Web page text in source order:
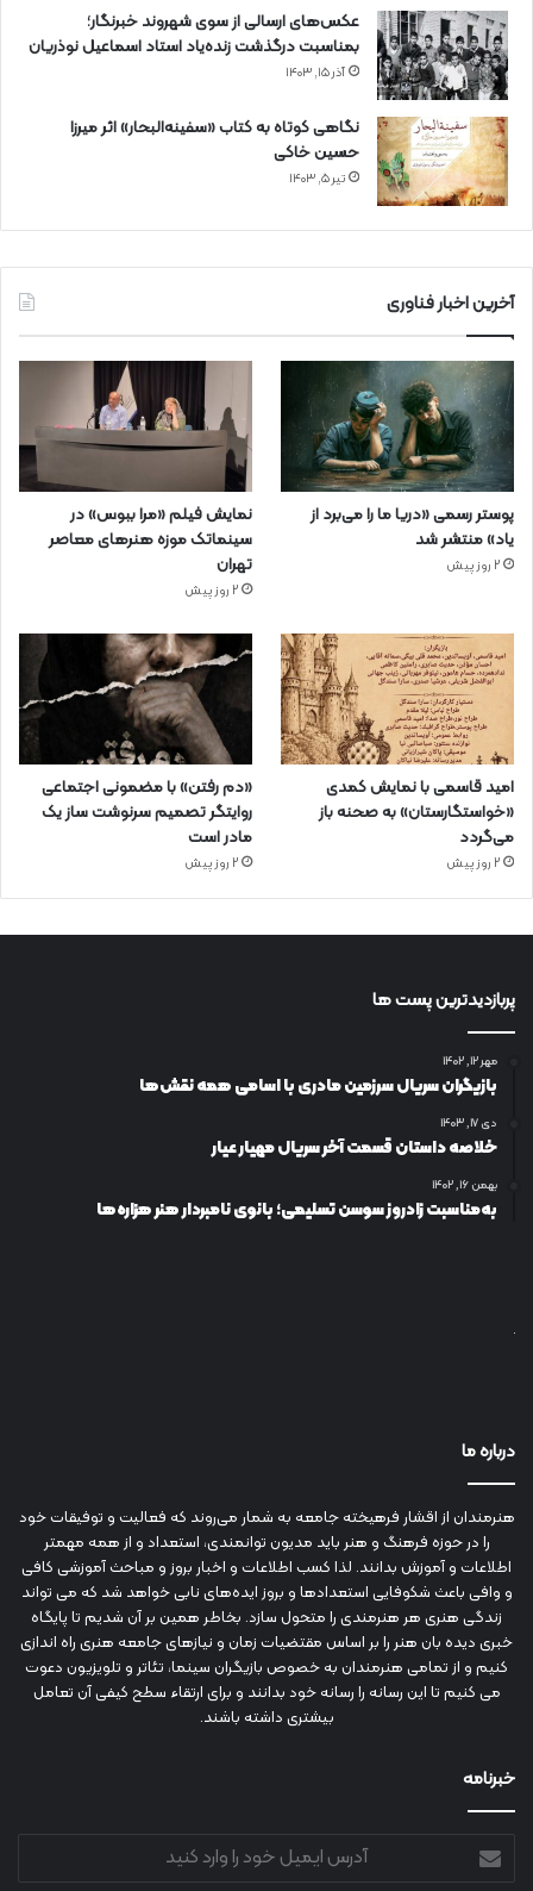
عکس‌های ارسالی از سوی شهروند خبرنگار؛
بمناسبت درگذشت زنده‌یاد استاد اسماعیل نوذریان
آذر ۱۵, ۱۴۰۳
نگاهی کوتاه به کتاب «سفینه‌البحار» اثر میرزا
حسین خاکی
تیر ۵, ۱۴۰۳
آخرین اخبار فناوری
پوستر رسمی «دریا ما را می‌برد از
یاد» منتشر شد
2 روز پیش
نمایش فیلم «مرا ببوس» در
سینماتک موزه هنرهای معاصر
تهران
2 روز پیش
امید قاسمی با نمایش کمدی
«خواستگارستان» به صحنه باز
می‌گردد
2 روز پیش
«دم رفتن» با مضمونی اجتماعی
روایتگر تصمیم سرنوشت ساز یک
مادر است
2 روز پیش
پربازدیدترین پست ها
مهر ۱۲, ۱۴۰۲
بازیگران سریال سرزمین مادری با اسامی همه نقش‌ها
دی ۱۷, ۱۴۰۳
خلاصه داستان قسمت آخر سریال مهیار عیار
بهمن ۱۶, ۱۴۰۲
به‌مناسبت زادروز سوسن تسلیمی؛ بانوی نامبردار هنر هزاره‌ها
درباره ما
هنرمندان از اقشار فرهیخته جامعه به شمار می‌روند که فعالیت و توفیقات خود
را در حوزه فرهنگ و هنر باید مدیون توانمندی، استعداد و از همه مهمتر
اطلاعات و آموزش بدانند. لذا کسب اطلاعات و اخبار بروز و مباحث آموزشی کافی
و وافی باعث شکوفایی استعدادها و بروز ایده‌های نابی خواهد شد که می تواند
زندگی هنری هر هنرمندی را متحول سازد. بخاطر همین بر آن شدیم تا پایگاه
خبری دیده بان هنر را بر اساس مقتضیات زمان و نیازهای جامعه هنری راه اندازی
کنیم و از تمامی هنرمندان به خصوص بازیگران سینما، تئاتر و تلویزیون دعوت
می کنیم تا این رسانه را رسانه خود بدانند و برای ارتقاء سطح کیفی آن تعامل
بیشتری داشته باشند.
خبرنامه
آدرس
ایمیل